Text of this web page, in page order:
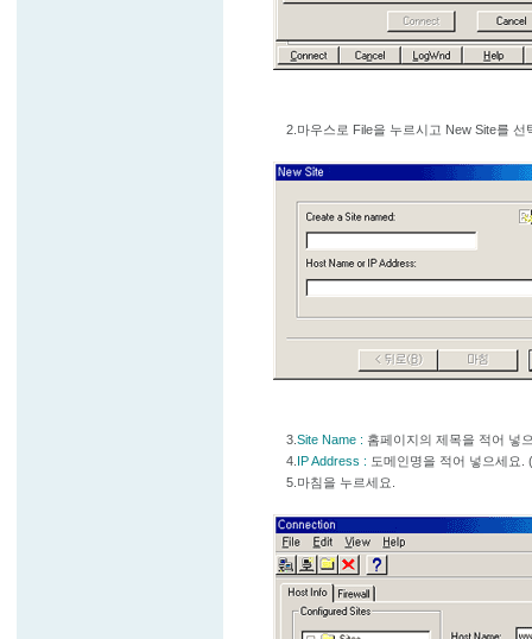
2.마우스로 File을 누르시고 New Site를 선
3. Site Name : 홈페이지의 제목을 적어 넣
4. IP Address : 도메인명을 적어 넣으세요.
5.마침을 누르세요.